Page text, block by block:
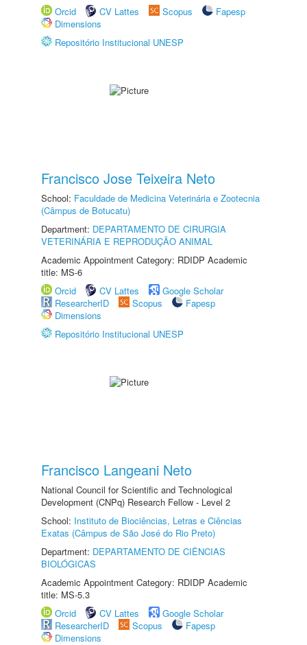
Orcid
CV Lattes Scopus
Fapesp
Dimensions
Repositório Institucional UNESP
Francisco Jose Teixeira Neto
School: Faculdade de Medicina Veterinária e Zootecnia
(Câmpus de Botucatu)
Department: DEPARTAMENTO DE CIRURGIA
VETERINÁRIA E REPRODUÇÃO ANIMAL
Academic Appointment Category: RDIDP Academic
title: MS-6
Orcid
CV Lattes
Google Scholar
ResearcherID
Scopus
Fapesp
Dimensions
Repositório Institucional UNESP
Francisco Langeani Neto
National Council for Scientific and Technological
Development (CNPq) Research Fellow - Level 2
School: Instituto de Biociências, Letras e Ciências
Exatas (Câmpus de São José do Rio Preto)
Department: DEPARTAMENTO DE CIÊNCIAS
BIOLÓGICAS
Academic Appointment Category: RDIDP Academic
title: MS-5.3
Orcid
CV Lattes
Google Scholar
ResearcherID
Scopus
Fapesp
Dimensions